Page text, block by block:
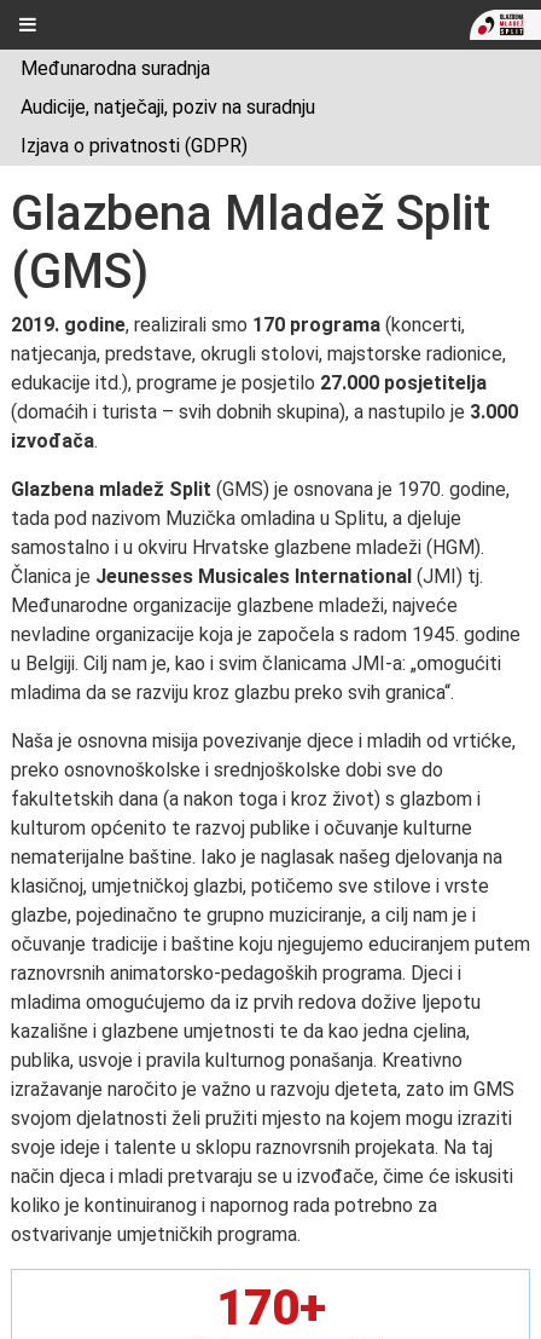
Međunarodna suradnja
Audicije, natječaji, poziv na suradnju
Izjava o privatnosti (GDPR)
Glazbena Mladež Split
(GMS)
2019. godine, realizirali smo 170 programa (koncerti,
natjecanja, predstave, okrugli stolovi, majstorske radionice,
edukacije itd.), programe je posjetilo 27.000 posjetitelja
(domaćih i turista – svih dobnih skupina), a nastupilo je 3.000
izvođača.
Glazbena mladež Split (GMS) je osnovana je 1970. godine,
tada pod nazivom Muzička omladina u Splitu, a djeluje
samostalno i u okviru Hrvatske glazbene mladeži (HGM).
Članica je Jeunesses Musicales International (JMI) tj.
Međunarodne organizacije glazbene mladeži, najveće
nevladine organizacije koja je započela s radom 1945. godine
u Belgiji. Cilj nam je, kao i svim članicama JMI-a: „omogućiti
mladima da se razviju kroz glazbu preko svih granica“.
Naša je osnovna misija povezivanje djece i mladih od vrtićke,
preko osnovnoškolske i srednjoškolske dobi sve do
fakultetskih dana (a nakon toga i kroz život) s glazbom i
kulturom općenito te razvoj publike i očuvanje kulturne
nematerijalne baštine. Iako je naglasak našeg djelovanja na
klasičnoj, umjetničkoj glazbi, potičemo sve stilove i vrste
glazbe, pojedinačno te grupno muziciranje, a cilj nam je i
očuvanje tradicije i baštine koju njegujemo educiranjem putem
raznovrsnih animatorsko-pedagoških programa. Djeci i
mladima omogućujemo da iz prvih redova dožive ljepotu
kazališne i glazbene umjetnosti te da kao jedna cjelina,
publika, usvoje i pravila kulturnog ponašanja. Kreativno
izražavanje naročito je važno u razvoju djeteta, zato im GMS
svojom djelatnosti želi pružiti mjesto na kojem mogu izraziti
svoje ideje i talente u sklopu raznovrsnih projekata. Na taj
način djeca i mladi pretvaraju se u izvođače, čime će iskusiti
koliko je kontinuiranog i napornog rada potrebno za
ostvarivanje umjetničkih programa.
170+